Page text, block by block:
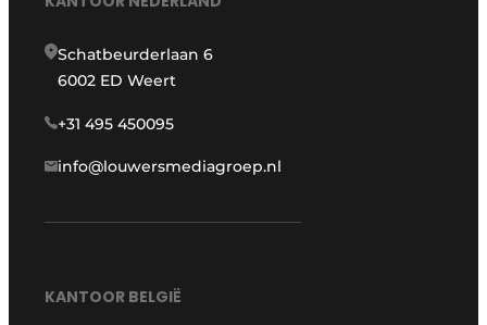
Schatbeurderlaan 6
6002 ED Weert
+31 495 450095
info@louwersmediagroep.nl
KANTOOR BELGIË